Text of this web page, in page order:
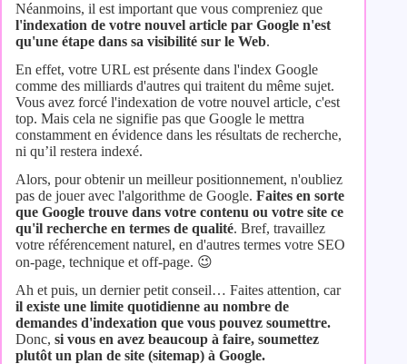
Néanmoins, il est important que vous compreniez que
l'indexation de votre nouvel article par Google n'est
qu'une étape dans sa visibilité sur le Web.
En effet, votre URL est présente dans l'index Google
comme des milliards d'autres qui traitent du même sujet.
Vous avez forcé l'indexation de votre nouvel article, c'est
top. Mais cela ne signifie pas que Google le mettra
constamment en évidence dans les résultats de recherche,
ni qu’il restera indexé.
Alors, pour obtenir un meilleur positionnement, n'oubliez
pas de jouer avec l'algorithme de Google. Faites en sorte
que Google trouve dans votre contenu ou votre site ce
qu'il recherche en termes de qualité. Bref, travaillez
votre référencement naturel, en d'autres termes votre SEO
on-page, technique et off-page. 😉
Ah et puis, un dernier petit conseil… Faites attention, car
il existe une limite quotidienne au nombre de
demandes d'indexation que vous pouvez soumettre.
Donc, si vous en avez beaucoup à faire, soumettez
plutôt un plan de site (sitemap) à Google.